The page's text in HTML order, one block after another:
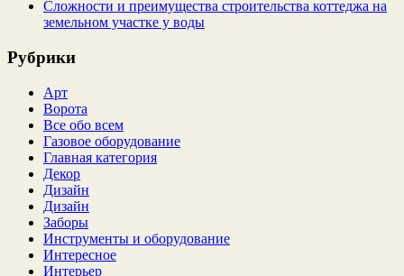
Сложности и преимущества строительства коттеджа на
земельном участке у воды
Рубрики
Арт
Ворота
Все обо всем
Газовое оборудование
Главная категория
Декор
Дизайн
Дизайн
Заборы
Инструменты и оборудование
Интересное
Интерьер